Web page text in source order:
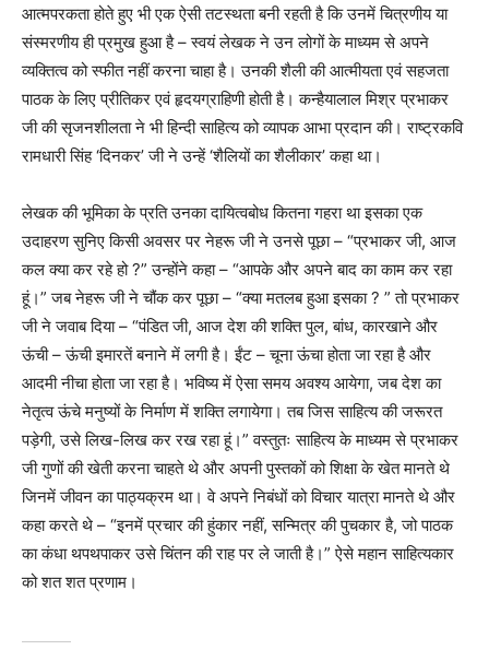
आत्मपरकता होते हुए भी एक ऐसी तटस्थता बनी रहती है कि उनमें चित्रणीय या
संस्मरणीय ही प्रमुख हुआ है – स्वयं लेखक ने उन लोगों के माध्यम से अपने
व्यक्तित्व को स्फीत नहीं करना चाहा है। उनकी शैली की आत्मीयता एवं सहजता
पाठक के लिए प्रीतिकर एवं हृदयग्राहिणी होती है। कन्हैयालाल मिश्र प्रभाकर
जी की सृजनशीलता ने भी हिन्दी साहित्य को व्यापक आभा प्रदान की। राष्ट्रकवि
रामधारी सिंह ‘दिनकर’ जी ने उन्हें ‘शैलियों का शैलीकार’ कहा था।
लेखक की भूमिका के प्रति उनका दायित्वबोध कितना गहरा था इसका एक
उदाहरण सुनिए किसी अवसर पर नेहरू जी ने उनसे पूछा – “प्रभाकर जी, आज
कल क्या कर रहे हो ?” उन्होंने कहा – “आपके और अपने बाद का काम कर रहा
हूं।” जब नेहरू जी ने चौंक कर पूछा – “क्या मतलब हुआ इसका ? ” तो प्रभाकर
जी ने जवाब दिया – “पंडित जी, आज देश की शक्ति पुल, बांध, कारखाने और
ऊंची – ऊंची इमारतें बनाने में लगी है। ईंट – चूना ऊंचा होता जा रहा है और
आदमी नीचा होता जा रहा है। भविष्य में ऐसा समय अवश्य आयेगा, जब देश का
नेतृत्व ऊंचे मनुष्यों के निर्माण में शक्ति लगायेगा। तब जिस साहित्य की जरूरत
पड़ेगी, उसे लिख-लिख कर रख रहा हूं।” वस्तुतः साहित्य के माध्यम से प्रभाकर
जी गुणों की खेती करना चाहते थे और अपनी पुस्तकों को शिक्षा के खेत मानते थे
जिनमें जीवन का पाठ्यक्रम था। वे अपने निबंधों को विचार यात्रा मानते थे और
कहा करते थे – “इनमें प्रचार की हुंकार नहीं, सन्मित्र की पुचकार है, जो पाठक
का कंधा थपथपाकर उसे चिंतन की राह पर ले जाती है।” ऐसे महान साहित्यकार
को शत शत प्रणाम।